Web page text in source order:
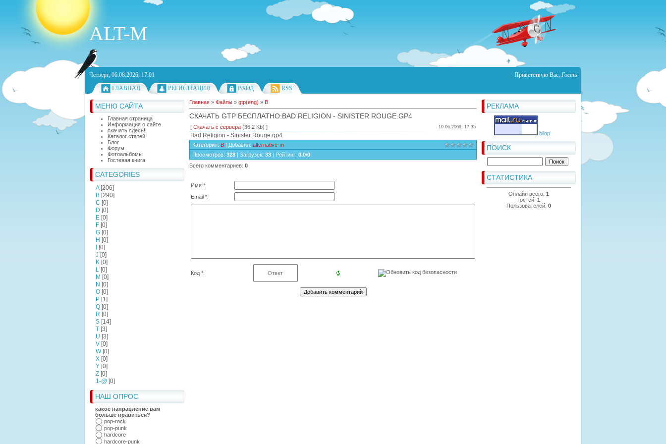
ALT-M
Четверг, 06.08.2026, 17:01 Приветствую Вас, Гость
ГЛАВНАЯ
РЕГИСТРАЦИЯ ВХОД RSS
МЕНЮ САЙТА
Главная страница
Информация о сайте
скачать сдесь!!
Каталог статей
Блог
Форум
Фотоальбомы
Гостевая книга
CATEGORIES
A [206]
B [290]
C [0]
D [0]
E [0]
F [0]
G [0]
H [0]
[0]
J [0]
K [0]
L [0]
M [0]
N [0]
O [0]
P [1]
Q [0]
R [0]
S [14]
T [3]
U [3]
V [0]
W [0]
X [0]
Y [0]
Z [0]
1-@ [0]
НАШ ОПРОС
какое направление вам
больше нравиться?
pop-rock
pop-punk
hardcore
hardcore-punk
РЕКЛАМА
bilop
ПОИСК
СТАТИСТИКА
Онлайн всего: 1
Гостей: 1
Пользователей: 0
Главная » Файлы » gtp(eng) » B
СКАЧАТЬ GTP БЕСПЛАТНО:BAD RELIGION - SINISTER ROUGE.GP4
[ Скачать с сервера (36.2 Kb) ] 10.06.2009, 17:35
Bad Religion - Sinister Rouge.gp4
Категория: B | Добавил: alternative-m
Просмотров: 328 | Загрузок: 33 | Рейтинг: 0.0/0
Всего комментариев: 0
Имя *:
Email *:
Код *: